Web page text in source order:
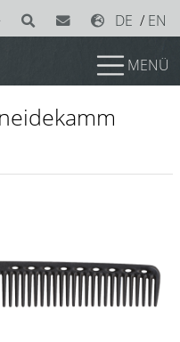
DE / EN
MENÜ